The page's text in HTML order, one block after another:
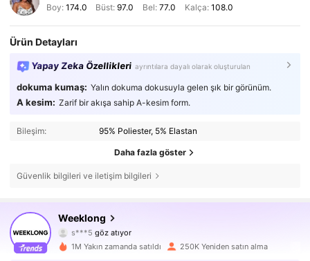
Boy: 174.0 Büst:97.0 Bel: 77.0 Kalça: 108.0
Ürün Detayları
Yapay Zeka Özellikleri ayrıntılara dayalı olarak oluşturulan
dokuma kumaş: Yalın dokuma dokusuyla gelen şık bir görünüm.
A kesim: Zarif bir akışa sahip A-kesim form.
Bileşim: 95% Poliester, 5% Elastan
Daha fazla göster
Güvenlik bilgileri ve iletişim bilgileri
Weeklong
s***5göz atıyor
4,72
87K Takipçiler
1M Yakın zamanda satıldı 250K Yeniden satın alma